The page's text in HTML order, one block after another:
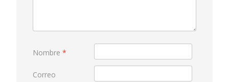
Nombre *
Correo